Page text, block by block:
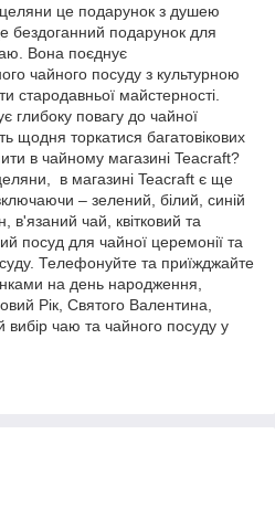
це подарунок з душею
бездоганний подарунок для
Вона поєднує
чайного посуду з культурною
стародавньої майстерності.
глибоку повагу до чайної
щодня торкатися багатовікових
в чайному магазині Teacraft?
в магазині Teacraft є ще
– зелений, білий, синій
чай, квітковий та
посуд для чайної церемонії та
Телефонуйте та приїжджайте
на день народження,
Рік, Святого Валентина,
чаю та чайного посуду у